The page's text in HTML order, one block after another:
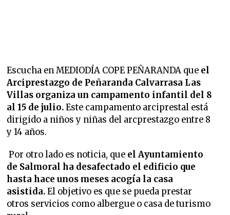
Escucha en MEDIODÍA COPE PEÑARANDA que el
Arciprestazgo de Peñaranda Calvarrasa Las
Villas organiza un campamento infantil del 8
al 15 de julio.Este campamento arciprestal está
dirigido a niños y niñas del arcprestazgo entre 8
y 14 años.
Por otro lado es noticia, que el Ayuntamiento
de Salmoral ha desafectado el edificio que
hasta hace unos meses acogía la casa
asistida.El objetivo es que se pueda prestar
otros servicios como albergue o casa de turismo